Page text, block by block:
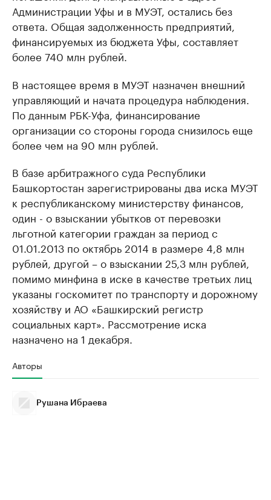
Администрации Уфы и в МУЭТ, остались без
ответа. Общая задолженность предприятий,
финансируемых из бюджета Уфы, составляет
более 740 млн рублей.
В настоящее время в МУЭТ назначен внешний
управляющий и начата процедура наблюдения.
По данным РБК-Уфа, финансирование
организации со стороны города снизилось еще
более чем на 90 млн рублей.
В базе арбитражного суда Республики
Башкортостан зарегистрированы два иска МУЭТ
к республиканскому министерству финансов,
один - о взыскании убытков от перевозки
льготной категории граждан за период с
01.01.2013 по октябрь 2014 в размере 4,8 млн
рублей, другой – о взыскании 25,3 млн рублей,
помимо минфина в иске в качестве третьих лиц
указаны госкомитет по транспорту и дорожному
хозяйству и АО «Башкирский регистр
социальных карт». Рассмотрение иска
назначено на 1 декабря.
Авторы
Рушана Ибраева